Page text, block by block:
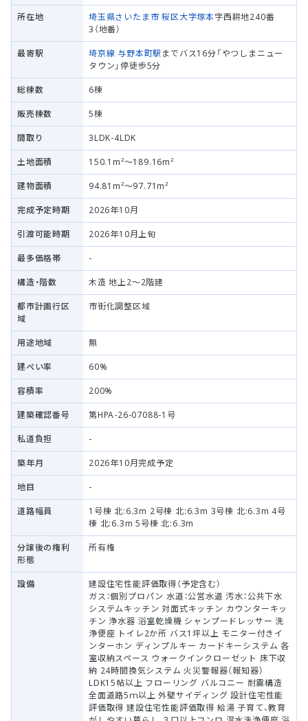
所在地 埼玉県さいたま市 桜区大字塚本字西耕地240番
3（地番）
最寄駅 埼京線 与野本町駅 までバス16分「やつしまニュー
タウン」停徒歩5分
総棟数 6棟
販売棟数 5棟
間取り 3LDK-4LDK
土地面積 150.1m²～189.16m²
建物面積 94.81m²～97.71m²
完成予定時期 2026年10月
引渡可能時期 2026年10月上旬
最多価格帯 -
構造・階数 木造 地上2～2階建
都市計画行区
域
市街化調整区域
用途地域 無
建ぺい率 60%
容積率 200%
建築確認番号 第HPA-26-07088-1号
私道負担 -
築年月 2026年10月完成予定
地目 -
道路幅員
1号棟 北:6.3m 2号棟 北:6.3m 3号棟 北:6.3m 4号
棟 北:6.3m 5号棟 北:6.3m
分譲後の権利
形態
所有権
設備
建設住宅性能評価取得（予定含む）
ガス：個別プロパン 水道：公営水道 汚水：公共下水
システムキッチン 対面式キッチン カウンターキッ
チン 浄水器 浴室乾燥機 シャンプードレッサー 洗
浄便座 トイレ2か所 バス1坪以上 モニター付きイ
ンターホン ディンプルキー カードキーシステム 各
室収納スペース ウォークインクローゼット 床下収
納 24時間換気システム 火災警報器（報知器）
LDK15帖以上 フローリング バルコニー 耐震構造
全面道路5ｍ以上 外壁サイディング 設計住宅性能
評価取得 建設住宅性能評価取得 給湯 子育て、教育